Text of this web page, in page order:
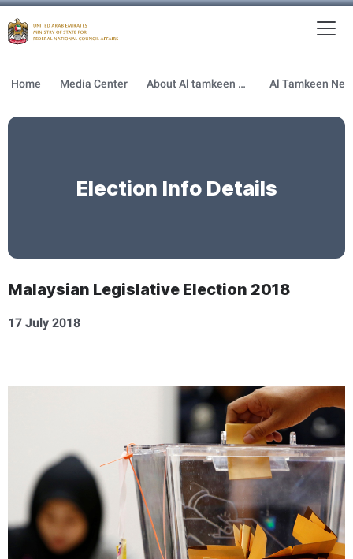
Home Media Center About Al tamkeen newsletter
Election Info Details
Malaysian Legislative Election 2018
17 July 2018